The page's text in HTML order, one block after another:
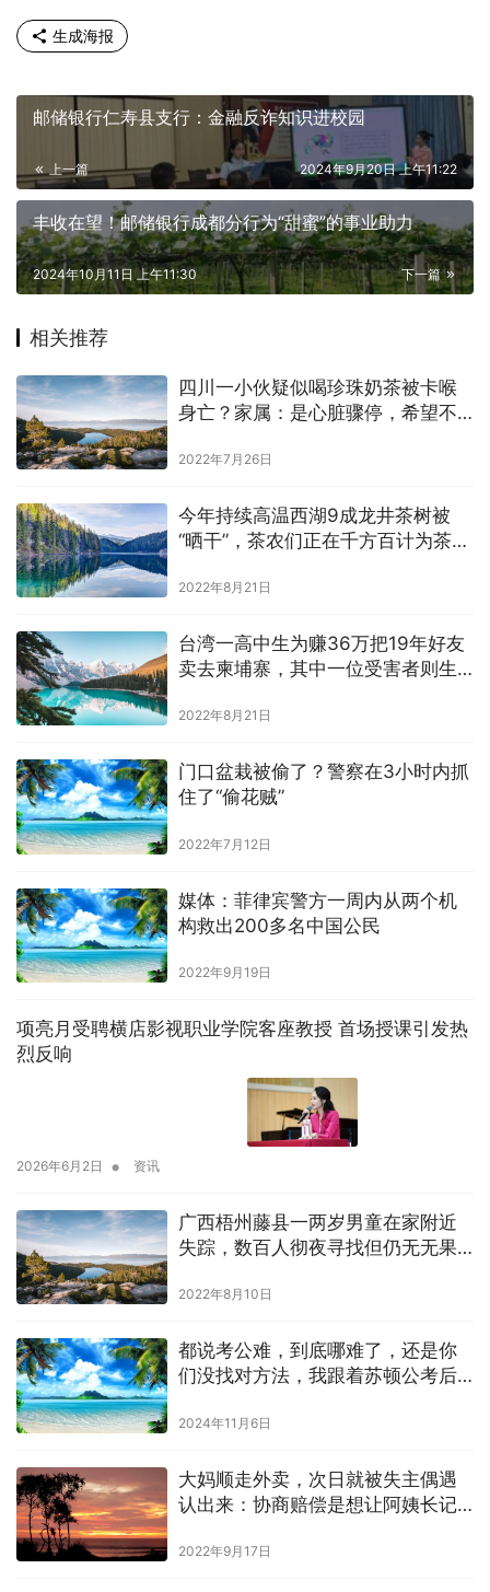
生成海报
邮储银行仁寿县支行：金融反诈知识进校园
上一篇 2024年9月20日 上午11:22
丰收在望！邮储银行成都分行为“甜蜜”的事业助力
下一篇
2024年10月11日 上午11:30
相关推荐
四川一小伙疑似喝珍珠奶茶被卡喉
身亡？家属：是心脏骤停，希望不
2022年7月26日
今年持续高温西湖9成龙井茶树被
“晒干”，茶农们正在千方百计为茶树
2022年8月21日
台湾一高中生为赚36万把19年好友
卖去柬埔寨，其中一位受害者则生
2022年8月21日
门口盆栽被偷了？警察在3小时内抓
住了“偷花贼”
2022年7月12日
媒体：菲律宾警方一周内从两个机
构救出200多名中国公民
2022年9月19日
项亮月受聘横店影视职业学院客座教授 首场授课引发热
烈反响
2026年6月2日 • 资讯
广西梧州藤县一两岁男童在家附近
失踪，数百人彻夜寻找但仍无无果
2022年8月10日
都说考公难，到底哪难了，还是你
们没找对方法，我跟着苏顿公考后
2024年11月6日
大妈顺走外卖，次日就被失主偶遇
认出来：协商赔偿是想让阿姨长记
2022年9月17日